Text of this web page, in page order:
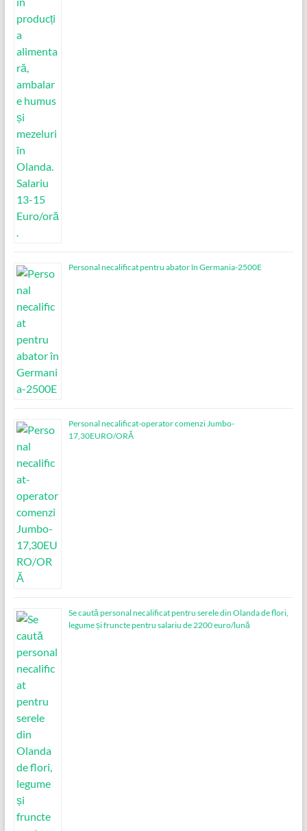
Personal necalificat pentru abator în Germania-2500E
Personal necalificat-operator comenzi Jumbo-
17,30EURO/ORĂ
Se caută personal necalificat pentru serele din Olanda de flori,
legume și fruncte pentru salariu de 2200 euro/lună